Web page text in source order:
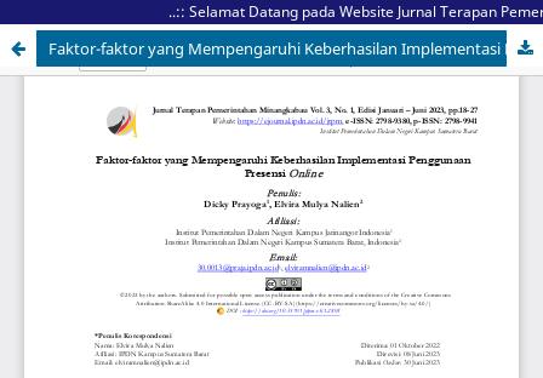
..:: Selamat Datang pada Website Jurnal Terapan
Faktor-faktor yang Mempengaruhi Keberhasilan Implementasi Penggunaan Presensi Online